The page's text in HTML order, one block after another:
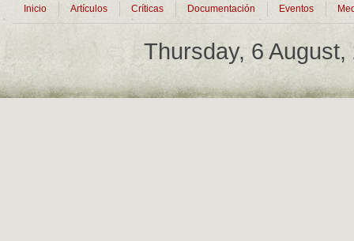
Inicio Artículos Críticas Documentación Eventos
Thursday, 6